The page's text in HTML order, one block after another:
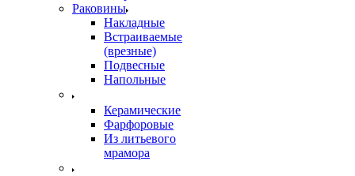
Раковины
Накладные
Встраиваемые
(врезные)
Подвесные
Напольные
Керамические
Фарфоровые
Из литьевого
мрамора